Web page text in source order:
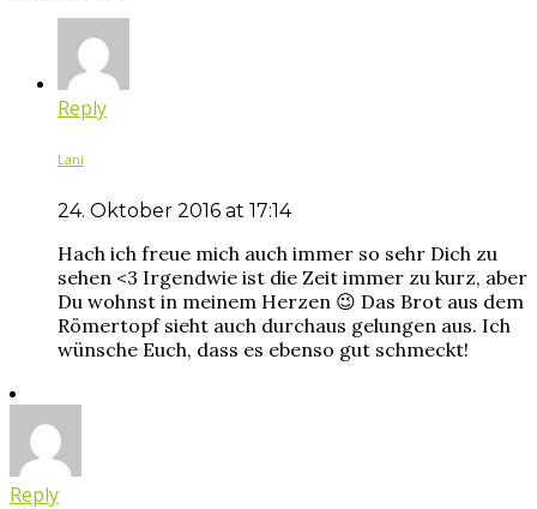
Reply
Lani
24. Oktober 2016 at 17:14
Hach ich freue mich auch immer so sehr Dich zu
sehen <3 Irgendwie ist die Zeit immer zu kurz, aber
Du wohnst in meinem Herzen 😉 Das Brot aus dem
Römertopf sieht auch durchaus gelungen aus. Ich
wünsche Euch, dass es ebenso gut schmeckt!
Reply